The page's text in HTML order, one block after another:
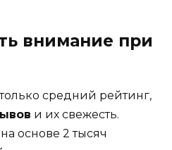
внимание при
средний рейтинг,
и их свежесть.
основе 2 тысяч